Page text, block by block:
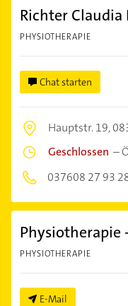
Richter
PHYSIOTHERAPIE
Chat starten
Hauptstr. 19,
Geschlossen –
037608 27 93
Physiotherapie
PHYSIOTHERAPIE
E-Mail